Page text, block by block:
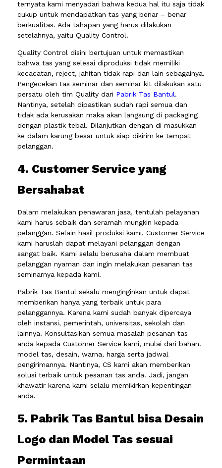
ternyata kami menyadari bahwa kedua hal itu saja tidak
cukup untuk mendapatkan tas yang benar – benar
berkualitas. Ada tahapan yang harus dilakukan
setelahnya, yaitu Quality Control.
Quality Control disini bertujuan untuk memastikan
bahwa tas yang selesai diproduksi tidak memiliki
kecacatan, reject, jahitan tidak rapi dan lain sebagainya.
Pengecekan tas seminar dan seminar kit dilakukan satu
persatu oleh tim Quality dari Pabrik Tas Bantul.
Nantinya, setelah dipastikan sudah rapi semua dan
tidak ada kerusakan maka akan langsung di packaging
dengan plastik tebal. Dilanjutkan dengan di masukkan
ke dalam karung besar untuk siap dikirim ke tempat
pelanggan.
4. Customer Service yang
Bersahabat
Dalam melakukan penawaran jasa, tentulah pelayanan
kami harus sebaik dan seramah mungkin kepada
pelanggan. Selain hasil produksi kami, Customer Service
kami haruslah dapat melayani pelanggan dengan
sangat baik. Kami selalu berusaha dalam membuat
pelanggan nyaman dan ingin melakukan pesanan tas
seminarnya kepada kami.
Pabrik Tas Bantul sekalu menginginkan untuk dapat
memberikan hanya yang terbaik untuk para
pelanggannya. Karena kami sudah banyak dipercaya
oleh instansi, pemerintah, universitas, sekolah dan
lainnya. Konsultasikan semua masalah pesanan tas
anda kepada Customer Service kami, mulai dari bahan.
model tas, desain, warna, harga serta jadwal
pengirimannya. Nantinya, CS kami akan memberikan
solusi terbaik untuk pesanan tas anda. Jadi, jangan
khawatir karena kami selalu memikirkan kepentingan
anda.
5. Pabrik Tas Bantul bisa Desain
Logo dan Model Tas sesuai
Permintaan